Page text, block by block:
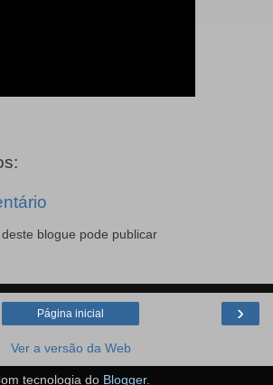
blogue pode publicar
›
Página inicial
Ver a versão da Web
tecnologia do Blogger.